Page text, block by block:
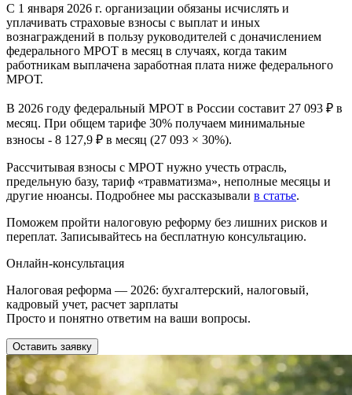
С 1 января 2026 г. организации обязаны исчислять и
уплачивать страховые взносы с выплат и иных
вознаграждений в пользу руководителей с доначислением
федерального МРОТ в месяц в случаях, когда таким
работникам выплачена заработная плата ниже федерального
МРОТ.
В 2026 году федеральный МРОТ в России составит 27 093 ₽ в
месяц. При общем тарифе 30% получаем минимальные
взносы - 8 127,9 ₽ в месяц (27 093 × 30%).
Рассчитывая взносы с МРОТ нужно учесть отрасль,
предельную базу, тариф «травматизма», неполные месяцы и
другие нюансы. Подробнее мы рассказывали в статье.
Поможем пройти налоговую реформу без лишних рисков и
переплат. Записывайтесь на бесплатную консультацию.
Онлайн-консультация
Налоговая реформа — 2026: бухгалтерский, налоговый,
кадровый учет, расчет зарплаты
Просто и понятно ответим на ваши вопросы.
Оставить заявку